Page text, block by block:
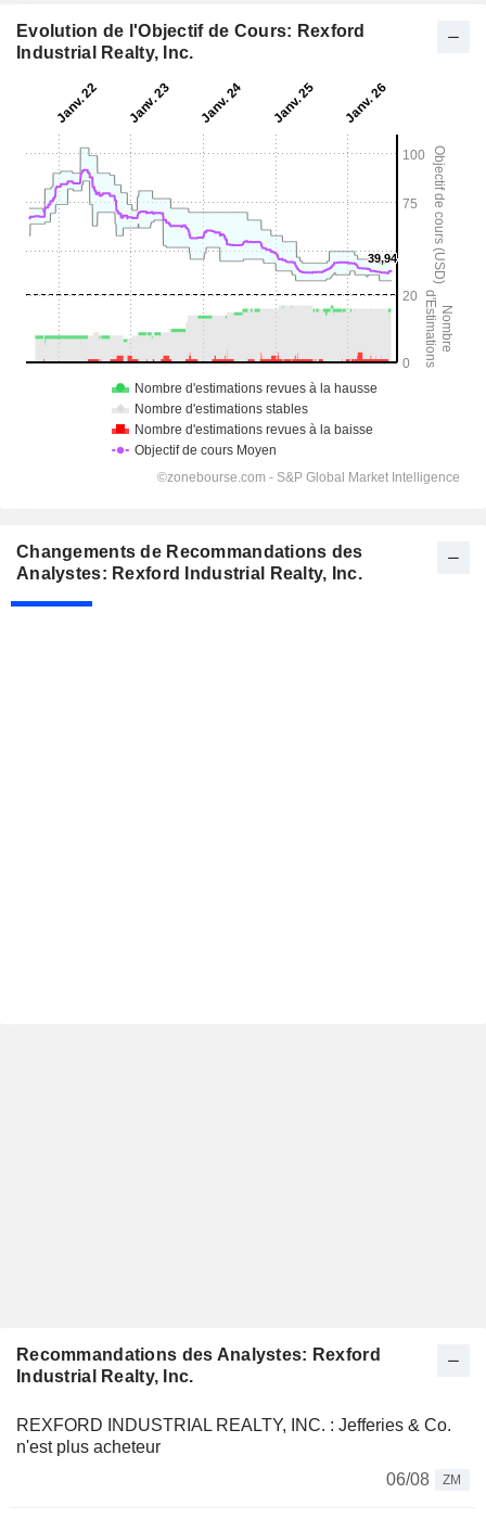
Evolution de l'Objectif de Cours: Rexford
Industrial Realty, Inc.
Changements de Recommandations des
Analystes: Rexford Industrial Realty, Inc.
Recommandations des Analystes: Rexford
Industrial Realty, Inc.
REXFORD INDUSTRIAL REALTY, INC. : Jefferies & Co.
n'est plus acheteur
06/08
ZM